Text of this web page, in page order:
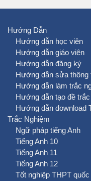
Hướng Dẫn
Hướng dẫn học viên
Hướng dẫn giáo viên
Hướng dẫn đăng ký
Hướng dẫn sửa thông
Hướng dẫn làm trắc
Hướng dẫn tạo đề
Hướng dẫn download
Trắc Nghiệm
Ngữ pháp tiếng Anh
Tiếng Anh 10
Tiếng Anh 11
Tiếng Anh 12
Tốt nghiệp THPT quốc